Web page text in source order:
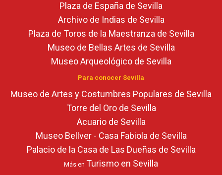
Plaza de España de Sevilla
Archivo de Indias de Sevilla
Plaza de Toros de la Maestranza de Sevilla
Museo de Bellas Artes de Sevilla
Museo Arqueológico de Sevilla
Para conocer Sevilla
Museo de Artes y Costumbres Populares de Sevilla
Torre del Oro de Sevilla
Acuario de Sevilla
Museo Bellver - Casa Fabiola de Sevilla
Palacio de la Casa de Las Dueñas de Sevilla
Más en Turismo en Sevilla